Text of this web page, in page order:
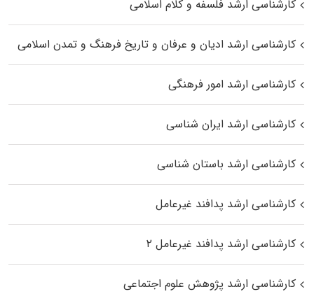
کارشناسی ارشد فلسفه و کلام اسلامی
کارشناسی ارشد ادیان و عرفان و تاریخ فرهنگ و تمدن اسلامی
کارشناسی ارشد امور فرهنگی
کارشناسی ارشد ایران شناسی
کارشناسی ارشد باستان شناسی
کارشناسی ارشد پدافند غیرعامل
کارشناسی ارشد پدافند غیرعامل ۲
کارشناسی ارشد پژوهش علوم اجتماعی